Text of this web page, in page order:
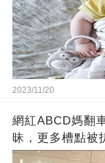
2023/11/20
網紅ABCD媽翻
昧，更多槽點被